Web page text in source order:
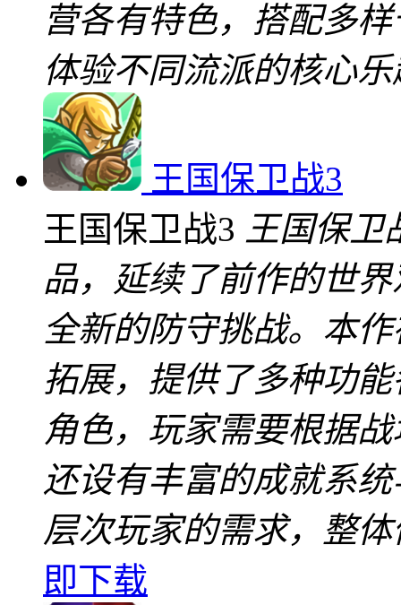
营各有特色，搭配多
体验不同流派的核心
王国保卫战3
王国保卫战3 王国保卫
品，延续了前作的世
全新的防守挑战。本
拓展，提供了多种功
角色，玩家需要根据
还设有丰富的成就系
层次玩家的需求，整
即下载